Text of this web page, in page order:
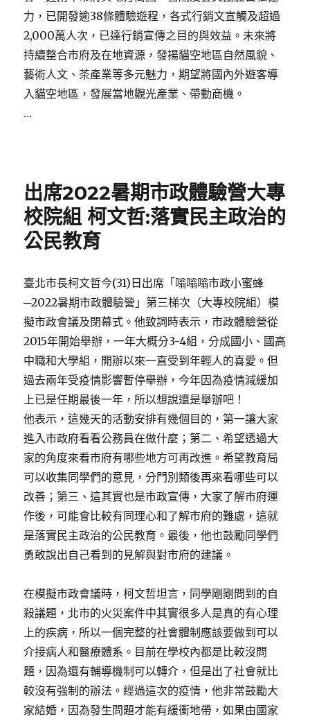
力，已開發逾38條體驗遊程，各式行銷文宣觸及超過
2,000萬人次，已達行銷宣傳之目的與效益。未來將
持續整合市府及在地資源，發揚貓空地區自然風貌、
藝術人文、茶產業等多元魅力，期望將國內外遊客導
入貓空地區，發展當地觀光產業、帶動商機。
…
出席2022暑期市政體驗營大專
校院組 柯文哲:落實民主政治的
公民教育
臺北市長柯文哲今(31)日出席「嗡嗡嗡市政小蜜蜂
─2022暑期市政體驗營」第三梯次（大專校院組）模
擬市政會議及閉幕式。他致詞時表示，市政體驗營從
2015年開始舉辦，一年大概分3-4組，分成國小、國高
中職和大學組，開辦以來一直受到年輕人的喜愛。但
過去兩年受疫情影響暫停舉辦，今年因為疫情減緩加
上已是任期最後一年，所以想說還是舉辦吧！
他表示，這幾天的活動安排有幾個目的，第一讓大家
進入市政府看看公務員在做什麼；第二、希望透過大
家的角度來看市府有哪些地方可再改進。希望教育局
可以收集同學們的意見，分門別類後再來看哪些可以
改善；第三、這其實也是市政宣傳，大家了解市府運
作後，可能會比較有同理心和了解市府的難處，這就
是落實民主政治的公民教育。最後，他也鼓勵同學們
勇敢說出自己看到的見解與對市府的建議。
在模擬市政會議時，柯文哲坦言，同學剛剛問到的自
殺議題，北市的火災案件中其實很多人是真的有心理
上的疾病，所以一個完整的社會體制應該要做到可以
介接病人和醫療體系。目前在學校內都是比較沒問
題，因為還有輔導機制可以轉介，但是出了社會就比
較沒有強制的辦法。經過這次的疫情，他非常鼓勵大
家結婚，因為發生問題才能有緩衝地帶，如果由國家